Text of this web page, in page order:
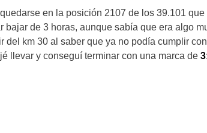
en la posición 2107 de los 39.101 que
bajar de 3 horas, aunque sabía que era algo
del km 30 al saber que ya no podía cumplir
llevar y conseguí terminar con una marca de